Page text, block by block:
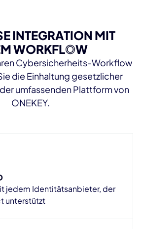
INTEGRATION MIT
WORKFLOW
Cybersicherheits-Workflow
die Einhaltung gesetzlicher
umfassenden Plattform von
ONEKEY.
jedem Identitätsanbieter, der
unterstützt